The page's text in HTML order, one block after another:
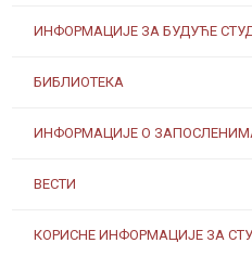
ИНФОРМАЦИЈЕ ЗА БУДУЋЕ
БИБЛИОТЕКА
ИНФОРМАЦИЈЕ О
ВЕСТИ
КОРИСНЕ ИНФОРМАЦИЈЕ ЗА